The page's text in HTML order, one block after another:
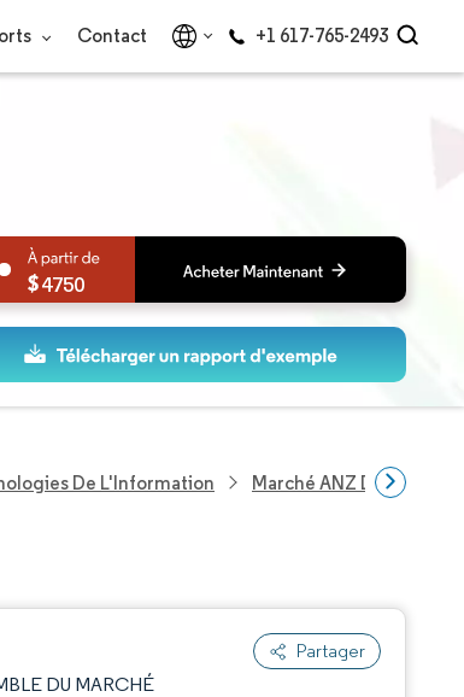
Contact +1 617-765-2493
4750
De L'Information Marché ANZ Des
Partager
DU MARCHÉ